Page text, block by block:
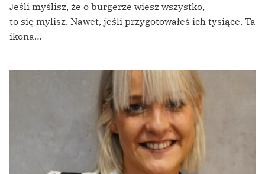
Jeśli myślisz, że o burgerze wiesz wszystko,
to się mylisz. Nawet, jeśli przygotowałeś ich tysiące. Ta
ikona…